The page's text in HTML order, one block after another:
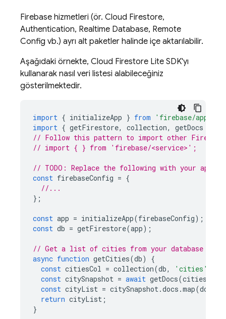
Firebase hizmetleri (ör. Cloud Firestore,
Authentication, Realtime Database, Remote
Config vb.) ayrı alt paketler halinde içe aktarılabilir.
Aşağıdaki örnekte, Cloud Firestore Lite SDK'yı
kullanarak nasıl veri listesi alabileceğiniz
gösterilmektedir.
import { initializeApp } from 'firebase/app'
import { getFirestore, collection, getDocs
// Follow this pattern to import other Firebase
// import { } from 'firebase/<service>';
// TODO: Replace the following with your app's
const firebaseConfig = {
//...
};
const app = initializeApp(firebaseConfig);
const db = getFirestore(app);
// Get a list of cities from your database
async function getCities(db)
{
const citiesCol = collection(db, 'cities'
const citySnapshot = await getDocs(citiesCol
const cityList = citySnapshot.docs .map(doc
return cityList ;
}